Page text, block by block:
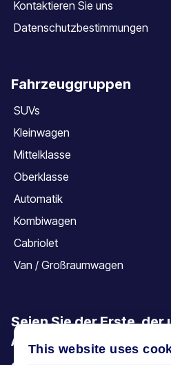
Kontaktieren Sie uns
Datenschutzbestimmungen
Fahrzeuggruppen
SUVs
Kleinwagen
Mittelklasse
Oberklasse
Automatik
Kombiwagen
Cabriolet
Van / Großraumwagen
Seien Sie der Erste, der
Angebote, Aktionen
This website uses